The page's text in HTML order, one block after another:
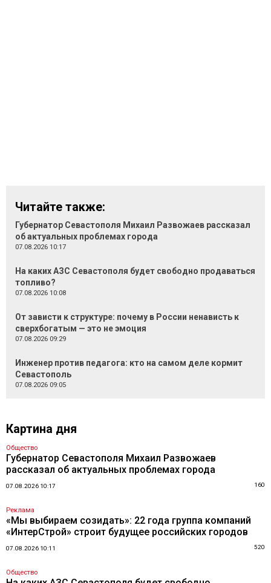
Читайте также:
Губернатор Севастополя Михаил Развожаев рассказал
об актуальных проблемах города
07.08.2026 10:17
На каких АЗС Севастополя будет свободно продаваться
топливо?
07.08.2026 10:08
От зависти к структуре: почему в России ненависть к
сверхбогатым — это не эмоция
07.08.2026 09:29
Инженер против педагога: кто на самом деле кормит
Севастополь
07.08.2026 09:05
Картина дня
Общество
Губернатор Севастополя Михаил Развожаев
рассказал об актуальных проблемах города
07.08.2026 10:17 160
Реклама
«Мы выбираем созидать»: 22 года группа компаний
«ИнтерСтрой» строит будущее российских городов
07.08.2026 10:11 520
Общество